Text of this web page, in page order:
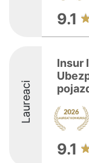
9.1
Laureaci
Insur
9.1